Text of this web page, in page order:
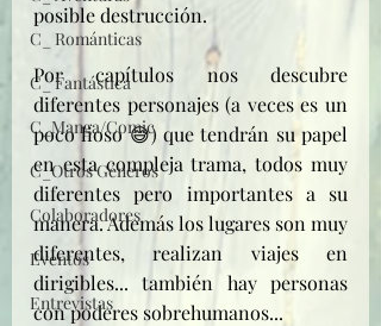
C_ Románticas
C_ Fantástica
C_Manga/Comic
C_Otros Géneros
Colaboradores
Eventos
Entrevistas
posible destrucción.
Por capítulos nos descubre
diferentes personajes (a veces es un
poco lioso 😅) que tendrán su papel
en esta compleja trama, todos muy
diferentes pero importantes a su
manera. Además los lugares son muy
diferentes, realizan viajes en
dirigibles... también hay personas
con poderes sobrehumanos...